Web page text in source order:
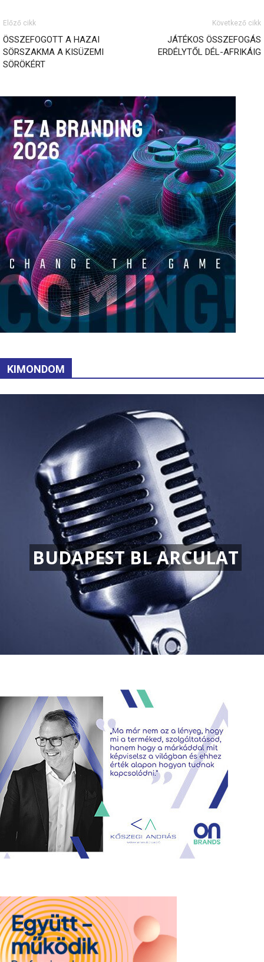
Előző cikk
ÖSSZEFOGOTT A HAZAI
SÖRSZAKMA A KISÜZEMI
SÖRÖKÉRT
Következő cikk
JÁTÉKOS ÖSSZEFOGÁS
ERDÉLYTŐL DÉL-AFRIKÁIG
KIMONDOM
BUDAPEST BL ARCULAT